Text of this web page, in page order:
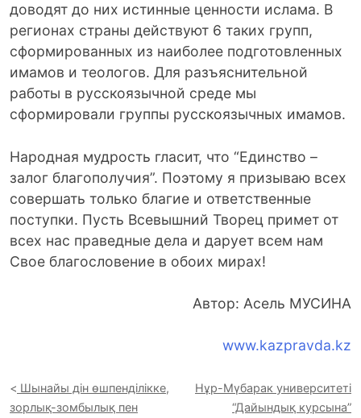
доводят до них истинные ценности ислама. В
регионах страны действуют 6 таких групп,
сформированных из наиболее подготовленных
имамов и теологов. Для разъяснительной
работы в русскоязычной среде мы
сформировали группы русскоязычных имамов.
Народная мудрость гласит, что “Единство –
залог благополучия”. Поэтому я призываю всех
совершать только благие и ответственные
поступки. Пусть Всевышний Творец примет от
всех нас праведные дела и дарует всем нам
Свое благословение в обоих мирах!
Автор: Асель МУСИНА
www.kazpravda.kz
Шынайы дін өшпенділікке,
зорлық-зомбылық пен
Нұр-Мүбарак университеті
“Дайындық курсына”